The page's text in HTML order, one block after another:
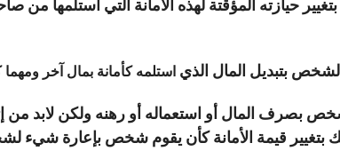
حيازته المؤقتة لهذه الأمانة التي استلمها من
بتبديل المال الذي استلمه كأمانة بمال آخر
بصرف المال أو استعماله أو رهنه ولكن لابد من
بتغيير قيمة الأمانة كأن يقوم شخص بإعارة شيء